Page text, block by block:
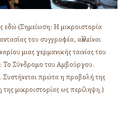
(Σημείωση: Η μικροιστορία
του συγγραφέα, αλλά είναι
μιας γερμανικής ταινίας του
Το Σύνδρομο του Αμβούργου.
Συστήνεται πρώτα η προβολή της
της μικροιστορίας ως περίληψη.)